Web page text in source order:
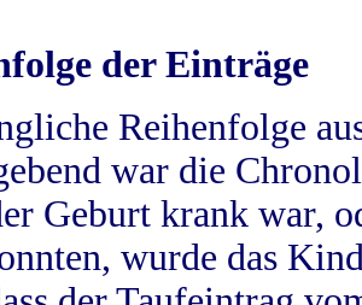
der Einträge
Reihenfolge
war die
Geburt krank war,
wurde das